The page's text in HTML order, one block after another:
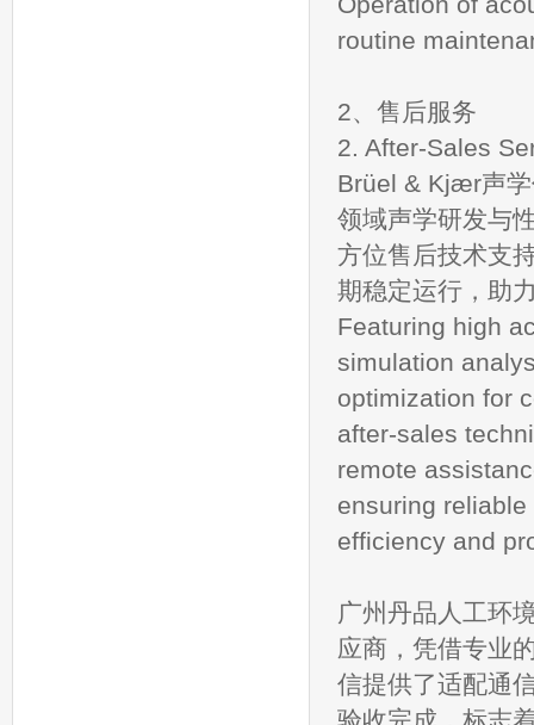
routine
2、售后服务
2. After-Sales
Brüel & Kjær声学
领域声学研发与
方位售后技术支
期稳定运行，助
Featuring high
simulation
optimization for
after-sales
remote
ensuring
efficiency and
广州丹品人工环
应商，凭借专业
信提供了适配通